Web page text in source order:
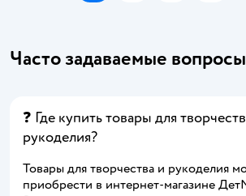
Часто задаваемые вопросы
❓ Где купить товары для
рукоделия?
Товары для творчества и рукоделия
приобрести в интернет-магазине